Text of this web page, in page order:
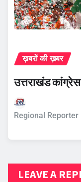
ख़बरों की ख़बर
उत्तराखंड
Regional Reporter
LEAVE A